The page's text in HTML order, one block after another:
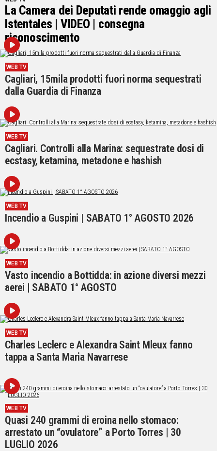
IN
ITALIA
NEL
MONDO
SPORT
EVENTI
STORIE
VIDEO
AL CANALE
WHATSAPP
Social
La Camera dei Deputati rende omaggio agli
Istentales | VIDEO | consegna
riconoscimento
WEB TV
Cagliari, 15mila prodotti fuori norma sequestrati
dalla Guardia di Finanza
WEB TV
Cagliari. Controlli alla Marina: sequestrate dosi di
ecstasy, ketamina, metadone e hashish
WEB TV
Incendio a Guspini | SABATO 1° AGOSTO 2026
WEB TV
Vasto incendio a Bottidda: in azione diversi mezzi
aerei | SABATO 1° AGOSTO
WEB TV
Charles Leclerc e Alexandra Saint Mleux fanno
tappa a Santa Maria Navarrese
WEB TV
Quasi 240 grammi di eroina nello stomaco:
arrestato un “ovulatore” a Porto Torres | 30
LUGLIO 2026